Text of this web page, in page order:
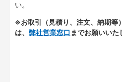
い。
※お取引（見積り、注文、納期等
は、 弊社営業窓口までお願いいた